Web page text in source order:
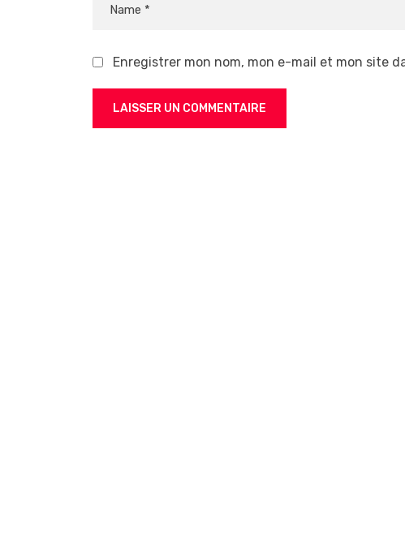
Enregistrer mon nom, mon e-mail et mon site